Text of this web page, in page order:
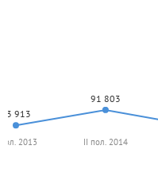
73 913
91 803
2013 II пол. 2014